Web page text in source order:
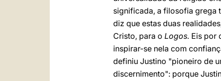
significada, a filosofia grega
diz que estas duas
Cristo, para o Logos. Eis por
inspirar-se nela com
definiu Justino "pioneiro de
discernimento": porque